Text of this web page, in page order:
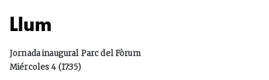
Llum
Jornada inaugural Parc del Fòrum
Miércoles 4 (17:35)